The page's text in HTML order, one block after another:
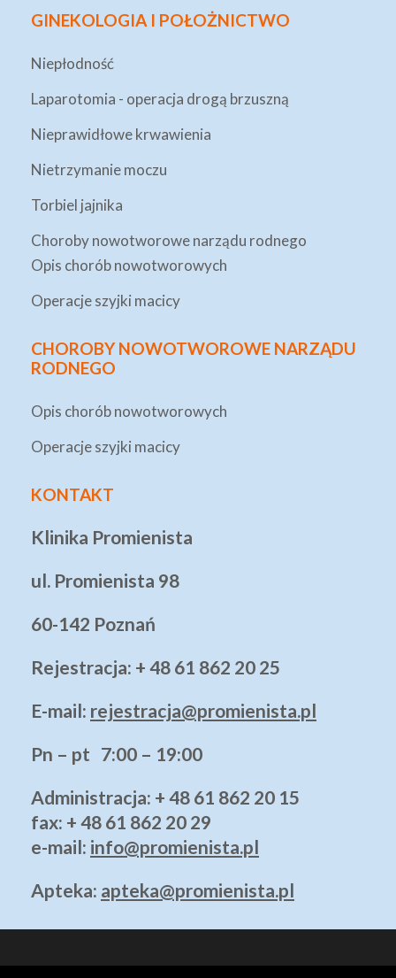
GINEKOLOGIA I POŁOŻNICTWO
Niepłodność
Laparotomia - operacja drogą brzuszną
Nieprawidłowe krwawienia
Nietrzymanie moczu
Torbiel jajnika
Choroby nowotworowe narządu rodnego
Opis chorób nowotworowych
Operacje szyjki macicy
CHOROBY NOWOTWOROWE NARZĄDU
RODNEGO
Opis chorób nowotworowych
Operacje szyjki macicy
KONTAKT
Klinika Promienista
ul. Promienista 98
60-142 Poznań
Rejestracja: + 48 61 862 20 25
E-mail: rejestracja@promienista.pl
Pn – pt 7:00 – 19:00
Administracja: + 48 61 862 20 15
fax: + 48 61 862 20 29
e-mail: info@promienista.pl
Apteka: apteka@promienista.pl